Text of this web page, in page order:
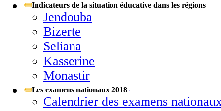
Indicateurs de la situation éducative dans les régions
Jendouba
Bizerte
Seliana
Kasserine
Monastir
Les examens nationaux 2018
Calendrier des examens